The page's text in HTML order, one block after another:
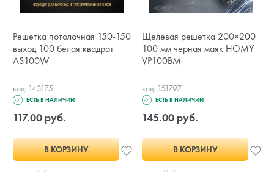
Решетка потолочная 150-150
выход 100 белая квадрат
AS100W
код: 143175
ЕСТЬ В НАЛИЧИИ
117.00 руб.
В КОРЗИНУ
Щелевая решетка 200×200
100 мм черная маяк HOMY
VP100BM
код: 151797
ЕСТЬ В НАЛИЧИИ
145.00 руб.
В КОРЗИНУ